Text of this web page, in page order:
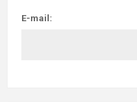
E-mail: